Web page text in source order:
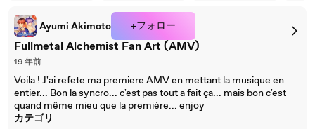
Ayumi Akimoto +フォロー
Fullmetal Alchemist Fan Art (AMV)
19 年前
Voila ! J'ai refete ma premiere AMV en mettant la musique en
entier... Bon la syncro... c'est pas tout a fait ça... mais bon c'est
quand même mieu que la première... enjoy
カテゴリ